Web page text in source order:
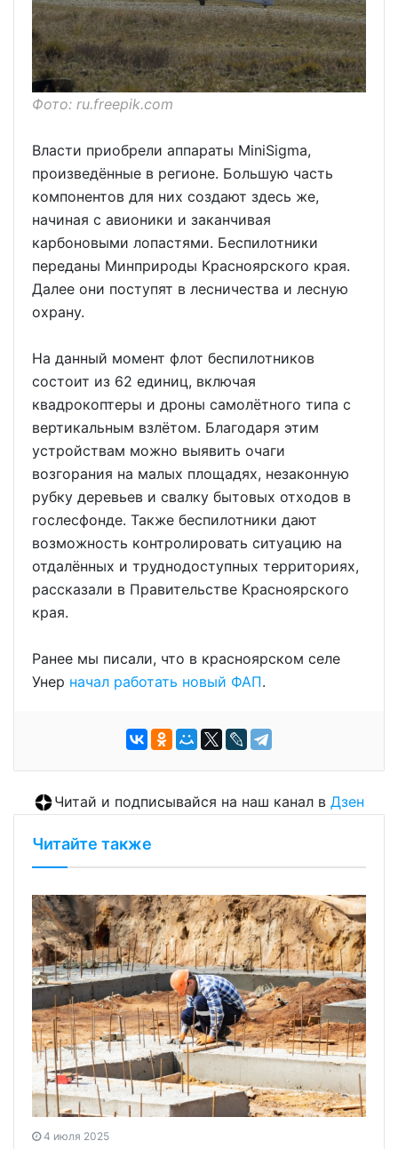
Фото: ru.freepik.com
Власти приобрели аппараты MiniSigma,
произведённые в регионе. Большую часть
компонентов для них создают здесь же,
начиная с авионики и заканчивая
карбоновыми лопастями. Беспилотники
переданы Минприроды Красноярского края.
Далее они поступят в лесничества и лесную
охрану.
На данный момент флот беспилотников
состоит из 62 единиц, включая
квадрокоптеры и дроны самолётного типа с
вертикальным взлётом. Благодаря этим
устройствам можно выявить очаги
возгорания на малых площадях, незаконную
рубку деревьев и свалку бытовых отходов в
гослесфонде. Также беспилотники дают
возможность контролировать ситуацию на
отдалённых и труднодоступных территориях,
рассказали в Правительстве Красноярского
края.
Ранее мы писали, что в красноярском селе
Унер начал работать новый ФАП.
Читай и подписывайся на наш канал в Дзен
Читайте также
4 июля 2025